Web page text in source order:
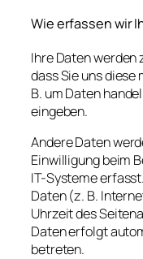
Wie erfassen wir
Ihre Daten werden
dass Sie uns diese
B. um Daten
eingeben.
Andere Daten
Einwilligung beim
IT-Systeme
Daten (z. B.
Uhrzeit des
Daten erfolgt
betreten.